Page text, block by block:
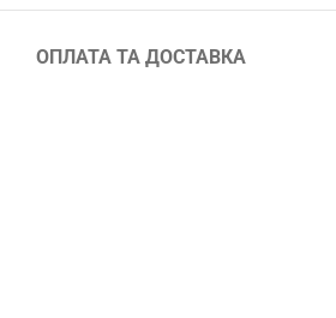
ОПЛАТА ТА ДОСТАВКА